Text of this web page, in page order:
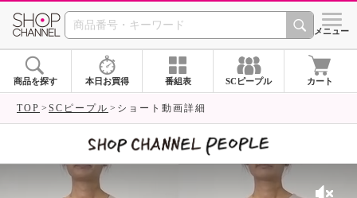
SHOP CHANNEL シメニュー
商品を探す 本日お買得 番組表 SCピープル カート
TOP SCピープル ショート動画詳細